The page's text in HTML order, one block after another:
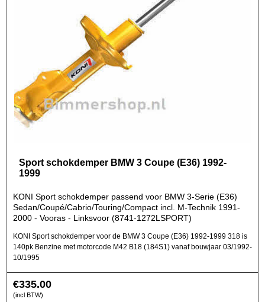
Sport schokdemper BMW 3 Coupe (E36) 1992-
1999
KONI Sport schokdemper passend voor BMW 3-Serie (E36)
Sedan/Coupé/Cabrio/Touring/Compact incl. M-Technik 1991-
2000 - Vooras - Linksvoor (8741-1272LSPORT)
KONI Sport schokdemper voor de BMW 3 Coupe (E36) 1992-1999 318 is
140pk Benzine met motorcode M42 B18 (184S1) vanaf bouwjaar 03/1992-
10/1995
€335.00
(incl BTW)